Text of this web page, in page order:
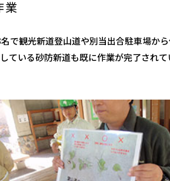
業
で観光新道登山道や別当出合駐車場か
ている砂防新道も既に作業が完了され